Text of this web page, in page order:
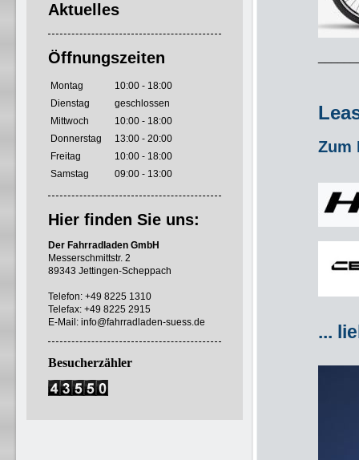
Zum
...
Aktuelles
Öffnungszeiten
Montag
10:00 - 18:00
Dienstag
geschlossen
Mittwoch
10:00 - 18:00
Donnerstag
13:00 - 20:00
Freitag
10:00 - 18:00
Samstag
09:00 - 13:00
Hier finden Sie uns:
Der Fahrradladen GmbH
Messerschmittstr. 2
89343 Jettingen-Scheppach
Telefon: +49 8225 1310
Telefax: +49 8225 2915
E-Mail: info@fahrradladen-suess.de
Besucherzähler